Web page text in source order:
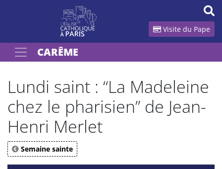
Visite du Pape
Votre recherche
CARÊME
Lundi saint : “La Madeleine
chez le pharisien” de Jean-
Henri Merlet
Semaine sainte
Panneau de gestion des cookies